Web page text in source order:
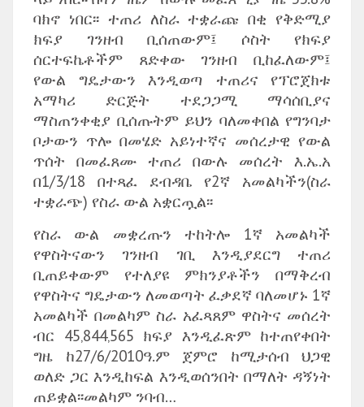
ባክኖ ነበር፡፡ ተጠሪ ለስራ ተቋራጩ በቂ የቅድሚያ
ክፍያ ገንዘብ ቢሰጠውም፤ ሶስት የክፍያ
ሰርተፍኬቶችም ጸድቀው ገንዘብ ቢከፈለውም፤
የውል ግዴታውን እንዲወጣ ተጠሪና የፕሮጀክቱ
አማካሪ ድርጅት ተደጋጋሚ ማሳሰቢያና
ማስጠንቀቂያ ቢሰጡትም ይህን ባለመቀበል የግንባታ
ቦታውን ጥሎ በመሄድ አይነተኛና መሰረታዊ የውል
ጥሰት በመፈጸሙ ተጠሪ በውሉ መሰረት እ.ኤ.አ
በ1/3/18 በተጻፈ ደብዳቤ የ2ኛ አመልካችን(ስራ
ተቋራጭ) የስራ ውል አቋርጧል፡፡
የስራ ውል መቋረጡን ተከትሎ 1ኛ አመልካች
የዋስትናውን ገንዘብ ገቢ እንዲያደርግ ተጠሪ
ቢጠይቀውም የተለያዩ ምክንያቶችን በማቅረብ
የዋስትና ግዴታውን ለመወጣት ፈቃደኛ ባለመሆኑ 1ኛ
አመልካች በመልካም ስራ አፈጻጸም ዋስትና መሰረት
ብር 45‚844‚565 ክፍያ እንዲፈጽም ከተጠየቀበት
ግዜ ከ27/6/2010ዓ.ም ጀምሮ ከሚታሰብ ህጋዊ
ወለድ ጋር እንዲከፍል እንዲወሰንበት በማለት ዳኝነት
ጠይቋል፡፡መልካም ንባብ…